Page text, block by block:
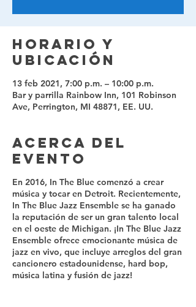
Horario y
ubicación
13 feb 2021, 7:00 p.m. – 10:00 p.m.
Bar y parrilla Rainbow Inn, 101 Robinson
Ave, Perrington, MI 48871, EE. UU.
Acerca del
evento
En 2016, In The Blue comenzó a crear
música y tocar en Detroit. Recientemente,
In The Blue Jazz Ensemble se ha ganado
la reputación de ser un gran talento local
en el oeste de Michigan. ¡In The Blue Jazz
Ensemble ofrece emocionante música de
jazz en vivo, que incluye arreglos del gran
cancionero estadounidense, hard bop,
música latina y fusión de jazz!